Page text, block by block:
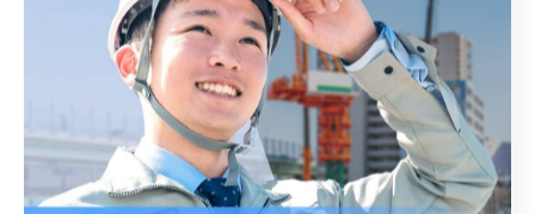
時に進める必要があるからです。柏駅周辺では、若手や
女性の積極採用、ベテランからの技能伝承、柔軟なシフ
ト管理などが実践されています。一方で、教育コストや
定着率の向上が課題です。今後は、リスキリングやキャ
リアパスの明確化など、長期的な人材育成が鍵となりま